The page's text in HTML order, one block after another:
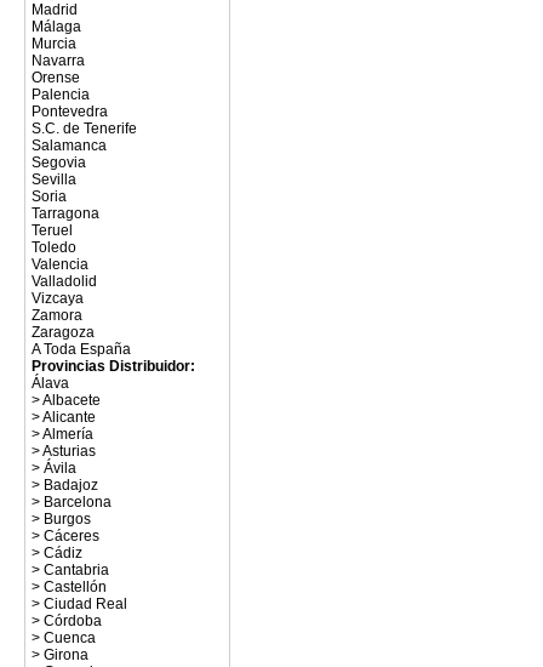
Madrid
Málaga
Murcia
Navarra
Orense
Palencia
Pontevedra
S.C. de Tenerife
Salamanca
Segovia
Sevilla
Soria
Tarragona
Teruel
Toledo
Valencia
Valladolid
Vizcaya
Zamora
Zaragoza
A Toda España
Provincias Distribuidor:
Álava
>Albacete
>Alicante
>Almería
>Asturias
> Ávila
> Badajoz
> Barcelona
> Burgos
> Cáceres
> Cádiz
> Cantabria
> Castellón
> Ciudad Real
> Córdoba
> Cuenca
> Girona